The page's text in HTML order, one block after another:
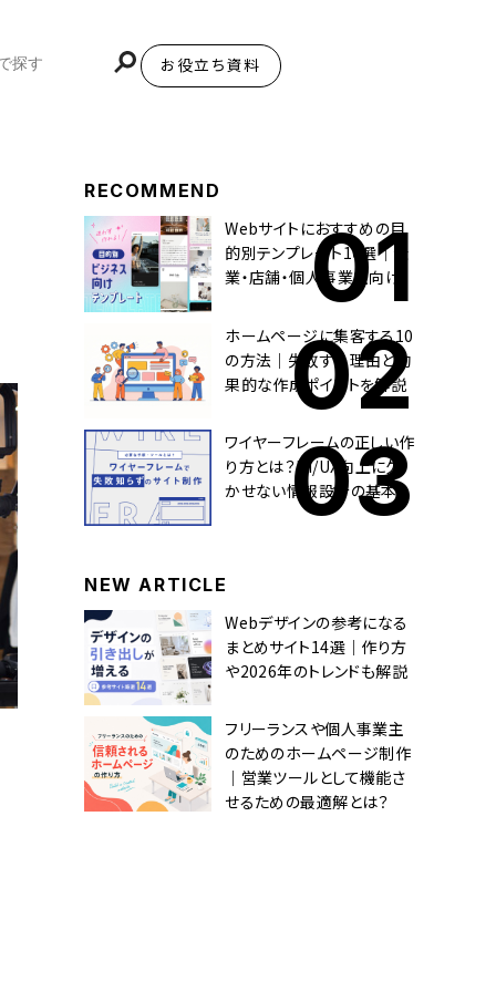
お役立ち資料
RECOMMEND
Webサイトにおすすめの目
的別テンプレート10選｜企
業・店舗・個人事業主向け
ホームページに集客する10
の方法｜失敗する理由と効
果的な作成ポイントを解説
ワイヤーフレームの正しい作
り方とは？UI/UX向上に欠
かせない情報設計の基本
NEW ARTICLE
Webデザインの参考になる
まとめサイト14選｜作り方
や2026年のトレンドも解説
フリーランスや個人事業主
のためのホームページ制作
｜営業ツールとして機能さ
せるための最適解とは？